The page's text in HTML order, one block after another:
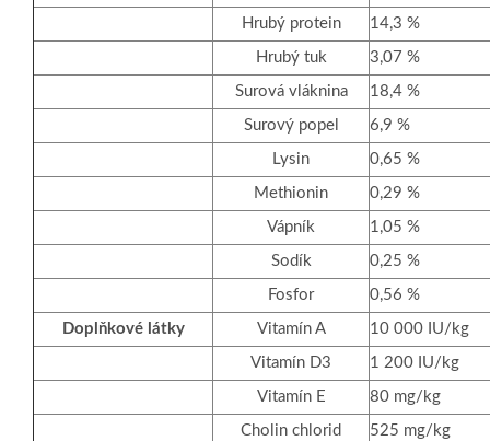
Hrubý protein 14,3 %
Hrubý tuk 3,07 %
Surová vláknina 18,4 %
Surový popel 6,9 %
Lysin 0,65 %
Methionin 0,29 %
Vápník 1,05 %
Sodík 0,25 %
Fosfor 0,56 %
Doplňkové látky Vitamín A 10 000 IU/kg
Vitamín D3 1 200 IU/kg
Vitamín E 80 mg/kg
Cholin chlorid 525 mg/kg